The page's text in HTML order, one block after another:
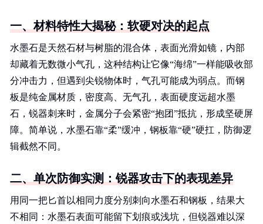
一、材料特性大揭秘：软硬对决的起点
水墨石是天然石材与树脂的混合体，表面光滑如镜，内部
却藏着无数微小气孔，这种结构让它像“海绵”一样能吸收部
分冲击力，但遇到尖锐物体时，气孔可能成为弱点。而钢
板是纯金属材质，密度高、无气孔，表面硬度远超水墨
石，锐器刺来时，金属分子会紧密“抱团”抵抗，形成坚硬屏
障。简单说，水墨石靠“柔”缓冲，钢板靠“硬”硬扛，防御逻
辑截然不同。
二、单次防御实测：锐器攻击下的表现差异
用同一把匕首以相同力度分别刺向水墨石和钢板，结果大
不相同：水墨石表面可能留下划痕或浅坑，但锐器难以深